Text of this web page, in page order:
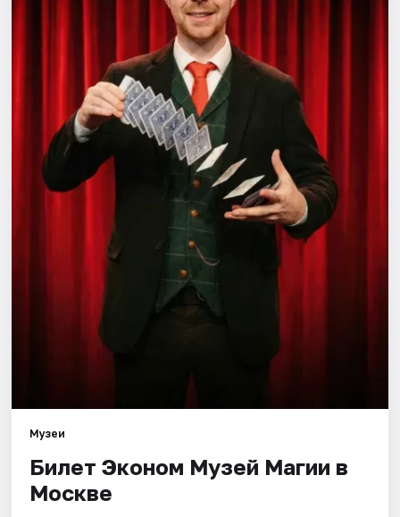
Города
Музеи
Билет Эконом Музей Магии в
Москве